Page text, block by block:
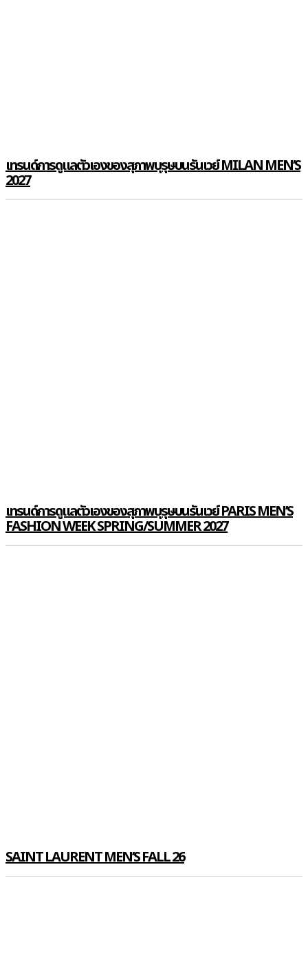
เทรนด์การดูแลตัวเองของสุภาพบุรุษบนรันเวย์ MILAN MEN’S
2027
เทรนด์การดูแลตัวเองของสุภาพบุรุษบนรันเวย์ PARIS MEN’S
FASHION WEEK SPRING/SUMMER 2027
SAINT LAURENT MEN’S FALL 26